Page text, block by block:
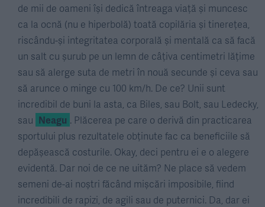
de mii de oameni își dedică întreaga viață și muncesc
ca la ocnă (nu e hiperbolă) toată copilăria și tinerețea,
riscându-și integritatea corporală și mentală ca să facă
un salt cu șurub pe un lemn de câțiva centimetri lățime
sau să alerge suta de metri în nouă secunde și ceva sau
să arunce o minge cu 100 km/h. De ce? Unii sunt
incredibil de buni la asta, ca Biles, sau Bolt, sau Ledecky,
sau Neagu . Plăcerea pe care o derivă din practicarea
sportului plus rezultatele obținute fac ca beneficiile să
depășească costurile. Okay, deci pentru ei e o alegere
evidentă. Dar noi de ce ne uităm? Ne place să vedem
semeni de-ai noștri făcând mișcări imposibile, fiind
incredibili de rapizi, de agili sau de puternici. Da, dar ei